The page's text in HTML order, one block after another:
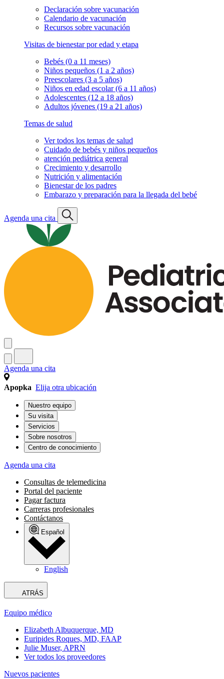
Declaración sobre vacunación
Calendario de vacunación
Recursos sobre vacunación
Visitas de bienestar por edad y etapa
Bebés (0 a 11 meses)
Niños pequeños (1 a 2 años)
Preescolares (3 a 5 años)
Niños en edad escolar (6 a 11 años)
Adolescentes (12 a 18 años)
Adultos jóvenes (19 a 21 años)
Temas de salud
Ver todos los temas de salud
Cuidado de bebés y niños pequeños
atención pediátrica general
Crecimiento y desarrollo
Nutrición y alimentación
Bienestar de los padres
Embarazo y preparación para la llegada del bebé
Agenda una cita
Agenda una cita
Apopka Elija otra ubicación
Nuestro equipo
Su visita
Servicios
Sobre nosotros
Centro de conocimiento
Agenda una cita
Consultas de telemedicina
Portal del paciente
Pagar factura
Carreras profesionales
Contáctanos
Español
English
ATRÁS
Equipo médico
Elizabeth Albuquerque, MD
Euripides Roques, MD, FAAP
Julie Muser, APRN
Ver todos los proveedores
Nuevos pacientes